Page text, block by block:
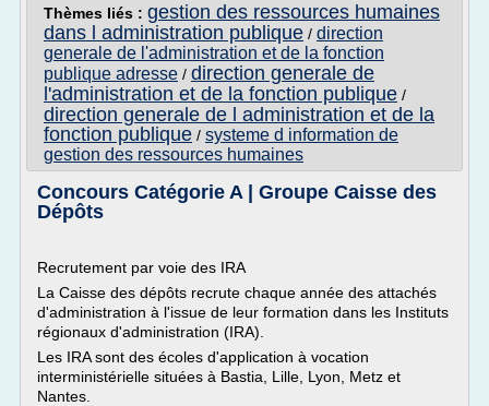
Thèmes liés : gestion des ressources humaines
dans l administration publique / direction
generale de l'administration et de la fonction
publique adresse / direction generale de
l'administration et de la fonction publique /
direction generale de l administration et de la
fonction publique / systeme d information de
gestion des ressources humaines
Concours Catégorie A | Groupe Caisse des
Dépôts
Recrutement par voie des IRA
La Caisse des dépôts recrute chaque année des attachés
d'administration à l'issue de leur formation dans les Instituts
régionaux d'administration (IRA).
Les IRA sont des écoles d'application à vocation
interministérielle situées à Bastia, Lille, Lyon, Metz et
Nantes.